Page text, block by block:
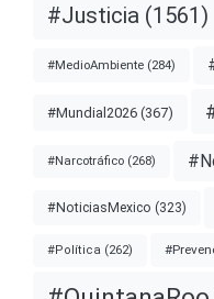
#Justicia (1561)
#MedioAmbiente (284)
#Mundial2026 (367)
#Narcotráfico (268)
#NoticiasMexico (323)
#Política (262)